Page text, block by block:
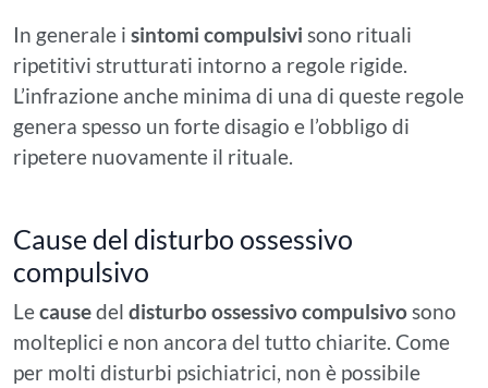
In generale i sintomi compulsivi sono rituali
ripetitivi strutturati intorno a regole rigide.
L’infrazione anche minima di una di queste regole
genera spesso un forte disagio e l’obbligo di
ripetere nuovamente il rituale.
Cause del disturbo ossessivo
compulsivo
Lecausedel disturbo ossessivo compulsivosono
molteplici e non ancora del tutto chiarite. Come
per molti disturbi psichiatrici, non è possibile